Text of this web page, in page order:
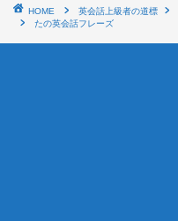
HOME 英会話上級者の道標
たの英会話フレーズ